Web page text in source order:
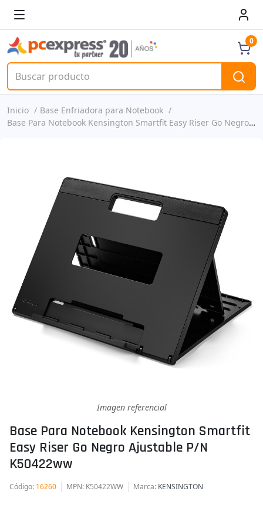
0
Inicio
Base Enfriadora para Notebook
Base Para Notebook Kensington Smartfit Easy Riser Go Negro Ajustable P/n K50422ww
Imagen referencial
Base Para Notebook Kensington Smartfit
Easy Riser Go Negro Ajustable P/n
K50422ww
Código: 16260 MPN: K50422WW Marca: KENSINGTON